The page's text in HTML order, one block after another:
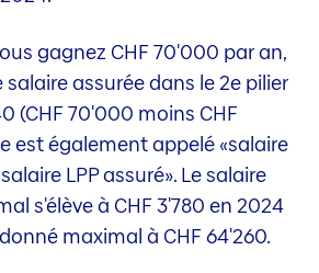
gagnez CHF 70'000 par an,
assurée dans le 2e pilier
(CHF 70'000 moins CHF
est également appelé «salaire
LPP assuré». Le salaire
s'élève à CHF 3'780 en 2024
maximal à CHF 64'260.